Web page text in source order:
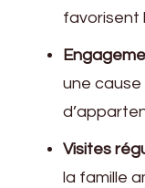
favorisent
une
Visites
la famille